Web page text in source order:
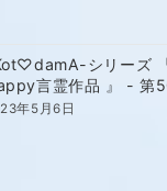
シリーズ
言霊作品 』 - 第
年5月6日